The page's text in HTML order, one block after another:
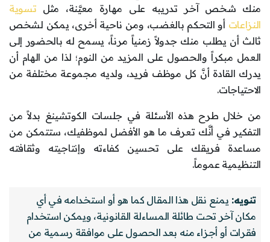
منك شخص آخر تدريبه على مهارة معيَّنة، مثل تسوية
النزاعات أو التحكم بالغضب، ومن ناحية أخرى، يمكن لشخص
ثالث أن يطلب منك جدولاً زمنياً مرناً، يسمح له بالحضور إلى
العمل مبكراً والحصول على المزيد من النوم؛ لذا من الهام أن
يدرك القادة أنَّ كل موظف فريد، ولديه مجموعة مختلفة من
الاحتياجات.
من خلال طرح هذه الأسئلة في جلسات الكوتشينغ بدلاً من
التفكير في أنَّك تعرف ما هو الأفضل لموظفيك، ستتمكن من
مساعدة فريقك على تحسين كفاءته وإنتاجيته وثقافته
التنظيمية عموماً.
تنويه: يمنع نقل هذا المقال كما هو أو استخدامه في أي
مكان آخر تحت طائلة المساءلة القانونية، ويمكن استخدام
فقرات أو أجزاء منه بعد الحصول على موافقة رسمية من